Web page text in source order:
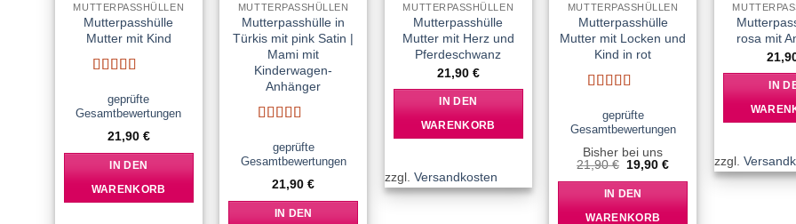
der
Produktseite
gewählt
der
Produktseite
gewählt
werden
der
Produktseite
gewählt
werden
MUTTERPASSHÜLLEN
Mutterpasshülle
Mutter mit Kind
mit5von 5
geprüfte
Gesamtbewertungen
21,90 €
IN DEN
WARENKORB
MUTTERPASSHÜLLEN
Mutterpasshülle in
Türkis mit pink Satin |
Mami mit
Kinderwagen-
Anhänger
mit5von 5
geprüfte
Gesamtbewertungen
21,90€
IN DEN
MUTTERPASSHÜLLEN
Mutterpasshülle
Mutter mit Herz und
Pferdeschwanz
21,90 €
IN DEN
WARENKORB
zzgl. Versandkosten
MUTTERPASSHÜLLEN
Mutterpasshülle
Mutter mit Locken und
Kind in rot
mit5von 5
geprüfte
Gesamtbewertungen
Bisher bei uns
21,90€ Ursprünglicher
war:
21,90 €
19,90€Aktueller
19,90 €.
IN DEN
WARENKORB
rosa mit
IN
zzgl.